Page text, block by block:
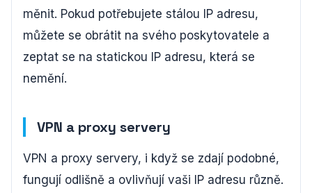
měnit. Pokud potřebujete stálou IP adresu,
můžete se obrátit na svého poskytovatele a
zeptat se na statickou IP adresu, která se
nemění.
VPN a proxy servery
VPN a proxy servery, i když se zdají podobné,
fungují odlišně a ovlivňují vaši IP adresu různě.